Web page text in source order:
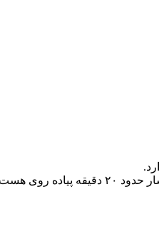
در ورودی به سمت ابشار برای پارک خودور